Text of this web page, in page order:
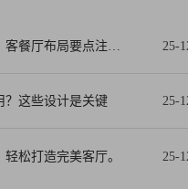
客餐厅如何布局更合理？客餐厅布局要点注意事项 25-
？这些设计是关键 25-
松打造完美客厅。 25-